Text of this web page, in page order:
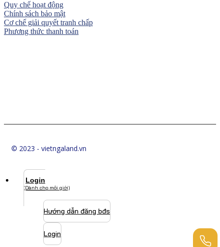
Quy chế hoạt động
Chính sách bảo mật
Cơ chế giải quyết tranh chấp
Phương thức thanh toán
© 2023 - vietngaland.vn
Login
(Dành cho môi giới)
Hướng dẫn đăng bđs
Login